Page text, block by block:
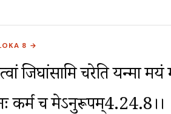
8 →
जिघांसामि चरेति यन्मा
कर्म च मेऽनुरूपम्4.24.8।।